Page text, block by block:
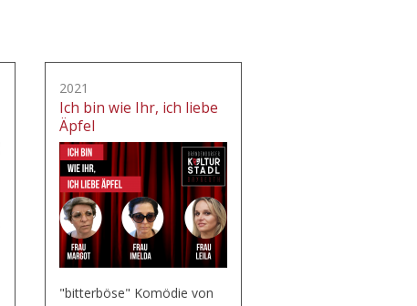
2021
Ich bin wie Ihr, ich liebe
Äpfel
"bitterböse" Komödie von